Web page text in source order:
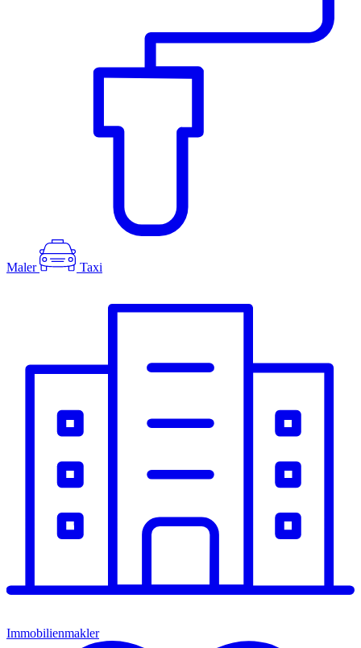
Maler Taxi
Immobilienmakler